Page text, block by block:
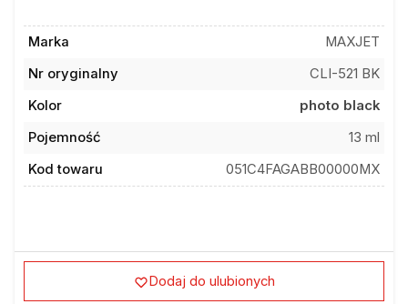
Marka
MAXJET
Nr oryginalny
CLI-521 BK
Kolor
photo black
Pojemność
13 ml
Kod towaru
051C4FAGABB00000MX
Dodaj do ulubionych